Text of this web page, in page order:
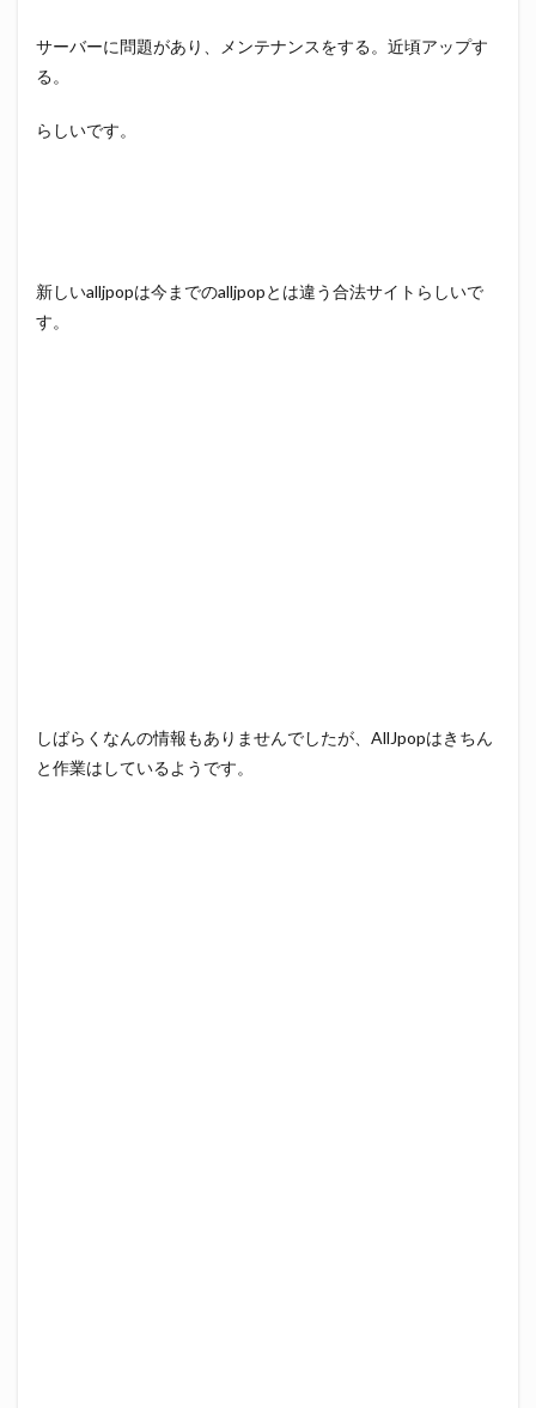
サーバーに問題があり、メンテナンスをする。近頃アップす
る。
らしいです。
新しいalljpopは今までのalljpopとは違う合法サイトらしいで
す。
しばらくなんの情報もありませんでしたが、AllJpopはきちん
と作業はしているようです。